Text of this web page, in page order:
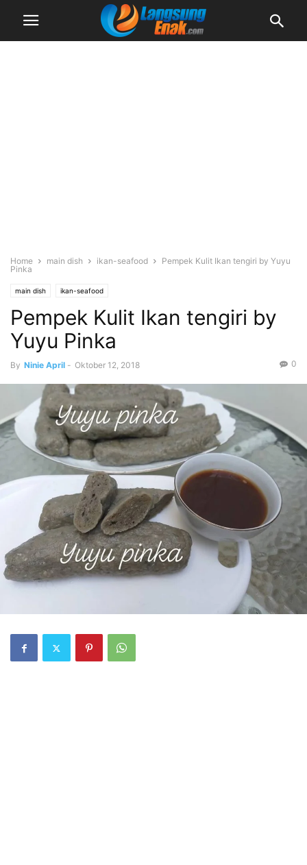
Home main dish ikan-seafood
Pempek Kulit Ikan tengiri by Yuyu
Pinka
main dish ikan-seafood
Pempek Kulit Ikan tengiri by
Yuyu Pinka
By Ninie April - Oktober 12, 2018 0